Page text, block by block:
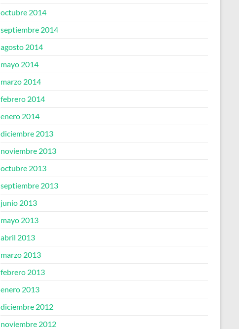
octubre 2014
septiembre 2014
agosto 2014
mayo 2014
marzo 2014
febrero 2014
enero 2014
diciembre 2013
noviembre 2013
octubre 2013
septiembre 2013
junio 2013
mayo 2013
abril 2013
marzo 2013
febrero 2013
enero 2013
diciembre 2012
noviembre 2012